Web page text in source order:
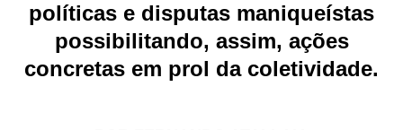
políticas e disputas maniqueístas
possibilitando, assim, ações
concretas em prol da coletividade.